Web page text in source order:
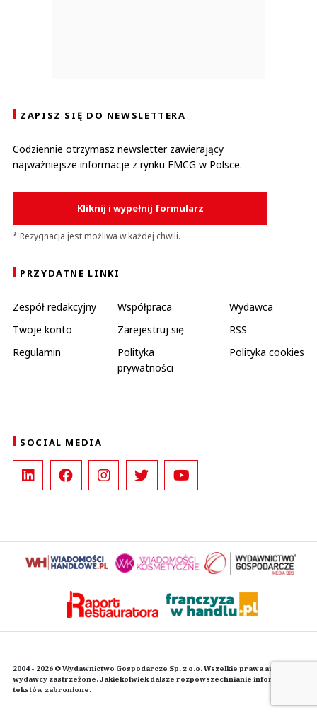
ZAPISZ SIĘ DO NEWSLETTERA
Codziennie otrzymasz newsletter zawierający
najważniejsze informacje z rynku FMCG w Polsce.
Kliknij i wypełnij formularz
* Rezygnacja jest możliwa w każdej chwili.
PRZYDATNE LINKI
Zespół redakcyjny Współpraca
Wydawca
Twoje konto
Zarejestruj się
RSS
Regulamin
Polityka
prywatności
Polityka cookies
SOCIAL MEDIA
2004 - 2026 © Wydawnictwo Gospodarcze Sp. z o.o. Wszelkie prawa autorskie
wydawcy zastrzeżone. Jakiekolwiek dalsze rozpowszechnianie informacji i
tekstów zabronione.